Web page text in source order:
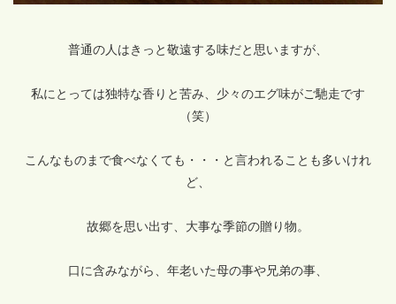
普通の人はきっと敬遠する味だと思いますが、
私にとっては独特な香りと苦み、少々のエグ味がご馳走です
（笑）
こんなものまで食べなくても・・・と言われることも多いけれ
ど、
故郷を思い出す、大事な季節の贈り物。
口に含みながら、年老いた母の事や兄弟の事、